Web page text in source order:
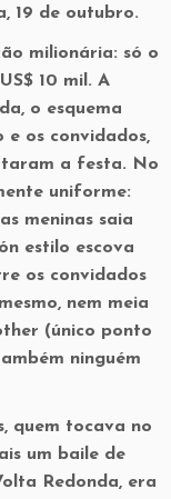
19 de outubro.
milionária: só o
10 mil. A
o esquema
os convidados,
a festa. No
uniforme:
meninas saia
estilo escova
os convidados
nem meia
(único ponto
ninguém
quem tocava no
um baile de
Redonda, era